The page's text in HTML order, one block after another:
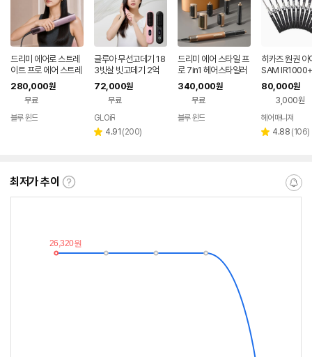
드리미 에어로 스트레
이트 프로 에어 스트레
이트너 헤어 매직 고데
기
280,000원
무료
블루 윈드
글루아 무선고데기 18
3빗살 빗고데기 2억
플라즈마 헤어 브러쉬
스타일러 매직기 휴대
72,000원
무료
페이
GLOiR
별 4.91 리
(200)
드리미 에어 스타일 프
로 7in1 헤어스타일러
드라이기 봉고데기 볼
륨 웨이브 스타일링
340,000원
무료
블루 윈드
히카즈 원권 아
SAM
꼬리빗
80,000원
3,000원
페
헤어매니져
별 4.88 리
(106)
최저가 추이
최
이
란?
알